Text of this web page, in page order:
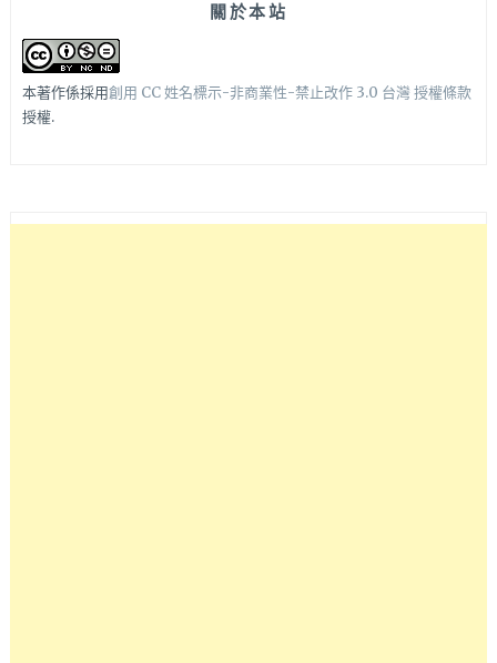
關於本站
本著作係採用創用 CC 姓名標示-非商業性-禁止改作 3.0 台灣 授權條款
授權.